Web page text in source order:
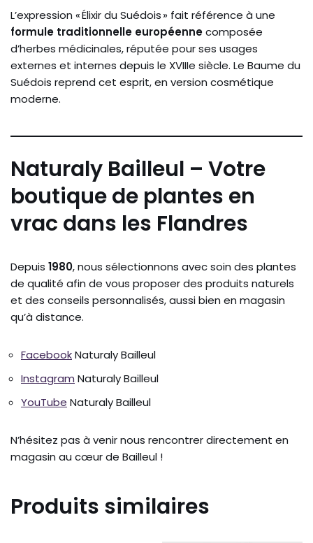
L’expression « Élixir du Suédois » fait référence à une
formule traditionnelle européennecomposée
d’herbes médicinales, réputée pour ses usages
externes et internes depuis le XVIIIe siècle. Le Baume du
Suédois reprend cet esprit, en version cosmétique
moderne.
Naturaly Bailleul – Votre
boutique de plantes en
vrac dans les Flandres
Depuis 1980, nous sélectionnons avec soin des plantes
de qualité afin de vous proposer des produits naturels
et des conseils personnalisés, aussi bien en magasin
qu’à distance.
FacebookNaturaly Bailleul
Instagram Naturaly Bailleul
YouTube Naturaly Bailleul
N’hésitez pas à venir nous rencontrer directement en
magasin au cœur de Bailleul !
Produits similaires